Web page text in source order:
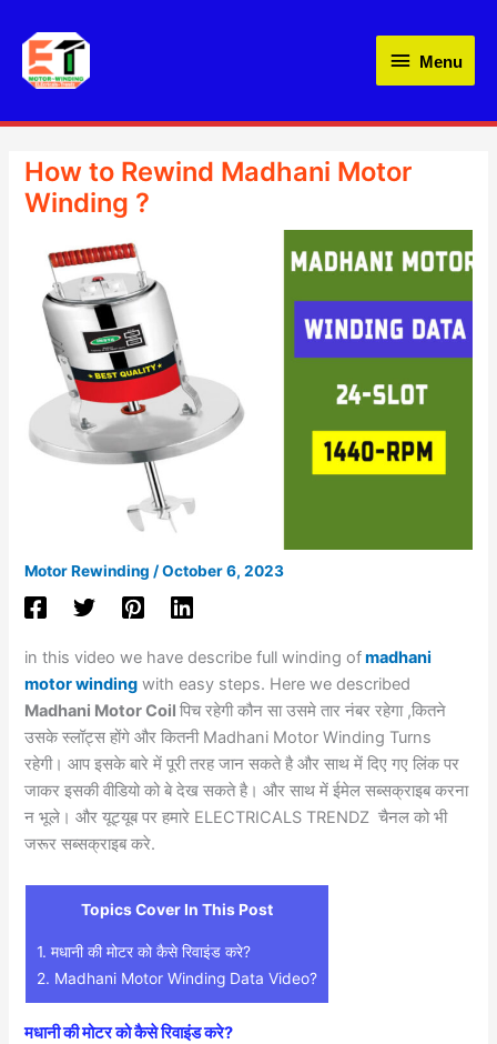
content
Menu
Menu
How to Rewind Madhani Motor
Winding ?
Motor Rewinding /October 6, 2023
in this video we have describe full winding ofmadhani
motor winding with easy steps. Here we described
Madhani Motor Coilपिच रहेगी कौन सा उसमे तार नंबर रहेगा ,कितने
उसके स्लॉट्स होंगे और कितनी Madhani Motor Winding Turns
रहेगी। आप इसके बारे में पूरी तरह जान सकते है और साथ में दिए गए लिंक पर
जाकर इसकी वीडियो को बे देख सकते है। और साथ में ईमेल सब्सक्राइब करना
न भूले। और यूट्यूब पर हमारे ELECTRICALS TRENDZ चैनल को भी
जरूर सब्सक्राइब करे.
Topics Cover In This Post
1. मधानी की मोटर को कैसे रिवाइंड करे?
2. Madhani Motor Winding Data Video?
मधानी की मोटर को कैसे रिवाइंड करे?